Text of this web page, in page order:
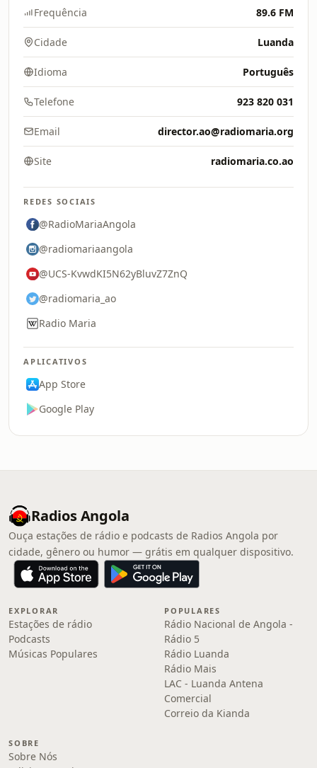
Frequência 89.6 FM
Cidade Luanda
Idioma Português
Telefone 923 820 031
Email director.ao@radiomaria.org
Site radiomaria.co.ao
REDES SOCIAIS
@RadioMariaAngola
@radiomariaangola
@UCS-KvwdKI5N62yBluvZ7ZnQ
@radiomaria_ao
Radio Maria
APLICATIVOS
App Store
Google Play
Radios Angola
Ouça estações de rádio e podcasts de Radios Angola por
cidade, gênero ou humor — grátis em qualquer dispositivo.
EXPLORAR
Estações de rádio
Podcasts
Músicas Populares
POPULARES
Rádio Nacional de Angola -
Rádio 5
Rádio Luanda
Rádio Mais
LAC - Luanda Antena
Comercial
Correio da Kianda
SOBRE
Sobre Nós